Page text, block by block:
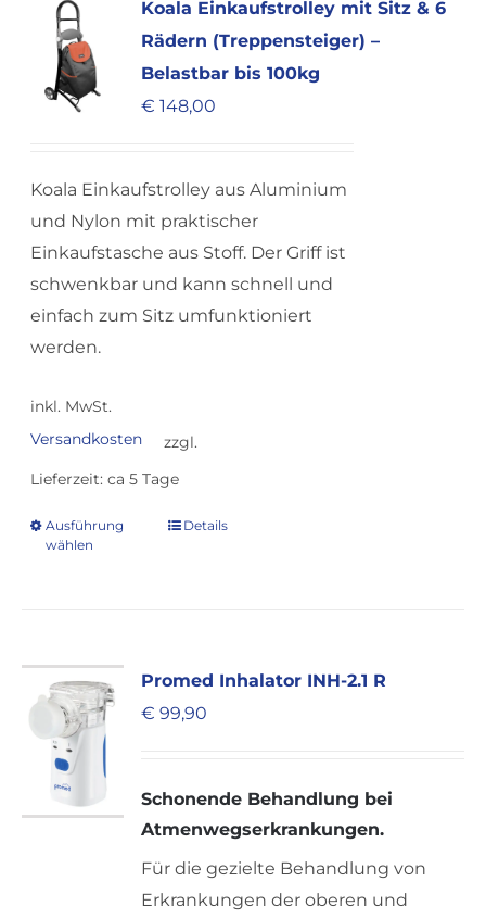
Koala Einkaufstrolley mit Sitz & 6
Rädern (Treppensteiger) –
Belastbar bis 100kg
€ 148,00
Koala Einkaufstrolley aus Aluminium
und Nylon mit praktischer
Einkaufstasche aus Stoff. Der Griff ist
schwenkbar und kann schnell und
einfach zum Sitz umfunktioniert
werden.
inkl. MwSt.
zzgl.
Versandkosten
Lieferzeit:ca 5 Tage
Ausführung
wählen
Dieses
auf.
Die
Produktseite
gewählt
Details
Promed Inhalator INH-2.1 R
€ 99,90
Schonende Behandlung bei
Atmenwegserkrankungen.
Für die gezielte Behandlung von
Erkrankungen der oberen und